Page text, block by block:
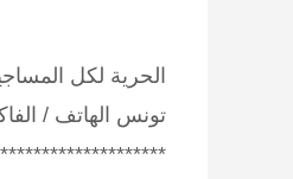
الحرية لكل